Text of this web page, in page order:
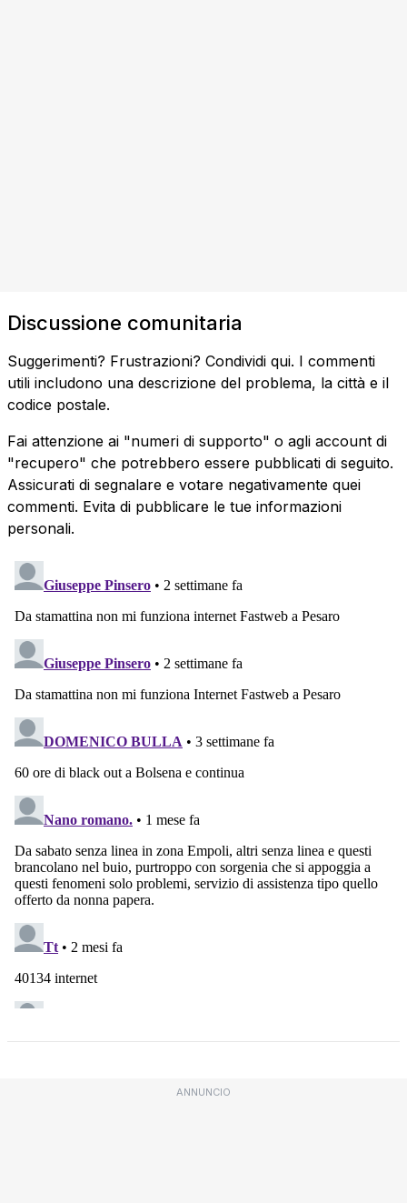
Discussione comunitaria
Suggerimenti? Frustrazioni? Condividi qui. I commenti
utili includono una descrizione del problema, la città e il
codice postale.
Fai attenzione ai "numeri di supporto" o agli account di
"recupero" che potrebbero essere pubblicati di seguito.
Assicurati di segnalare e votare negativamente quei
commenti. Evita di pubblicare le tue informazioni
personali.
ANNUNCIO